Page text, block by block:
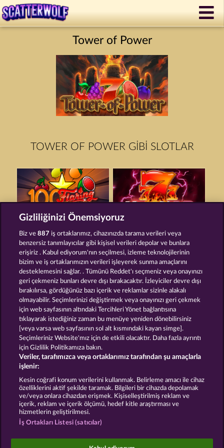
Tower of Power
TOWER OF POWER GIBI SLOTLAR
SUPER DUPER CHERRY FRUITS & WILDS 2
Hüküm ve Koşullar Gizlilik Beyanı Künye
Şirket SSS Facebook
İptal talebini gönder
Sosyal casino oyunları sadece eğlence amaçlıdır ve
Gizliliğinizi Önemsiyoruz
Biz ve887 iş ortaklarımız, cihazınızda tarama verileri veya
benzersiz tanımlayıcılar gibi kişisel verileri depolar ve bunlara
erişiriz . Kabul ediyorum'nın seçilmesi, izleme teknolojilerinin
bizim ve iş ortaklarımızın verileri işleyerek sunma amaçlarını
desteklemesini sağlar. . Tümünü Reddet'ı seçmeniz veya onayınızı
geri çekmeniz bunları devre dışı bırakacaktır. İzleyiciler devre dışı
bırakılırsa, gördüğünüz bazı içerik ve reklamlar sizinle alakalı
olmayabilir. Seçimlerinizi değiştirmek veya onayınızı geri çekmek
için web sayfasının altındaki Tercihleri Yönet bağlantısına
tıklayarak istediğiniz zaman bu menüye yeniden dönebilirsiniz
[veya varsa web sayfasının sol alt kısmındaki kayan simge].
Seçimleriniz Website'mız için de etkili olacaktır. Daha fazla ayrıntı
için Gizlilik Politikamıza bakın.
Veriler, tarafımızca veya ortaklarımız tarafından şu amaçlarla
işlenir:
Kesin coğrafi konum verilerini kullanmak. Belirleme amacı ile cihaz
özelliklerini aktif şekilde taramak. Bilgileri bir cihazda depolamak
ve/veya onlara cihazdan erişmek. Kişiselleştirilmiş reklam ve
içerik, reklam ve içerik ölçümü, hedef kitle araştırması ve
hizmetlerin geliştirilmesi.
İş Ortakları Listesi (satıcılar)